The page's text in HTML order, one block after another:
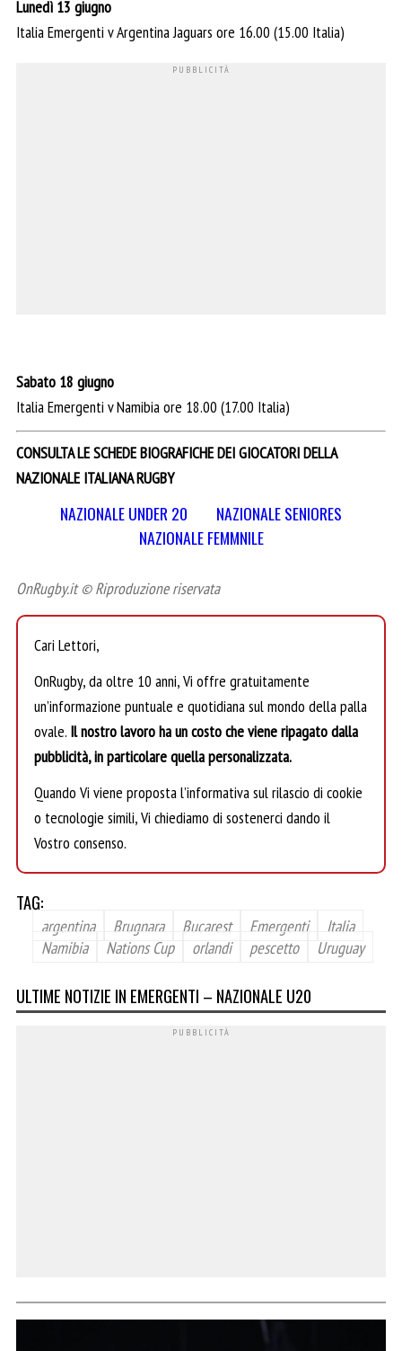
Lunedì 13 giugno
Italia Emergenti v Argentina Jaguars ore 16.00 (15.00 Italia)
Sabato 18 giugno
Italia Emergenti v Namibia ore 18.00 (17.00 Italia)
CONSULTA LE SCHEDE BIOGRAFICHE DEI GIOCATORI DELLA
NAZIONALE ITALIANA RUGBY
NAZIONALE UNDER 20
NAZIONALE SENIORES
NAZIONALE FEMMNILE
OnRugby.it © Riproduzione riservata
Cari Lettori,
OnRugby, da oltre 10 anni, Vi offre gratuitamente
un’informazione puntuale e quotidiana sul mondo della palla
ovale. Il nostro lavoro ha un costo che viene ripagato dalla
pubblicità, in particolare quella personalizzata.
Quando Vi viene proposta l’informativa sul rilascio di cookie
o tecnologie simili, Vi chiediamo di sostenerci dando il
Vostro consenso.
TAG:
argentina Brugnara Bucarest Emergenti
Italia
Namibia
Nations Cup orlandi pescetto Uruguay
ULTIME NOTIZIE IN EMERGENTI – NAZIONALE U20